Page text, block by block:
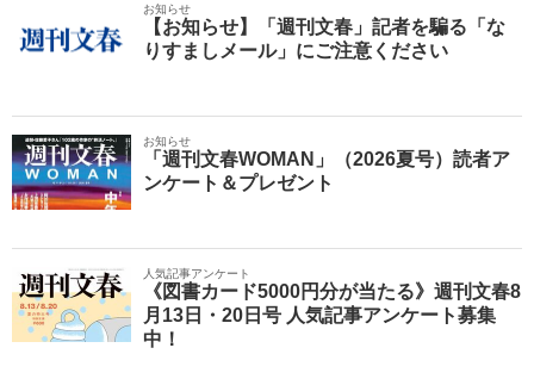
お知らせ
【お知らせ】「週刊文春」記者を騙る「な
りすましメール」にご注意ください
お知らせ
「週刊文春WOMAN」（2026夏号）読者ア
ンケート＆プレゼント
人気記事アンケート
《図書カード5000円分が当たる》週刊文春8
月13日・20日号 人気記事アンケート募集
中！